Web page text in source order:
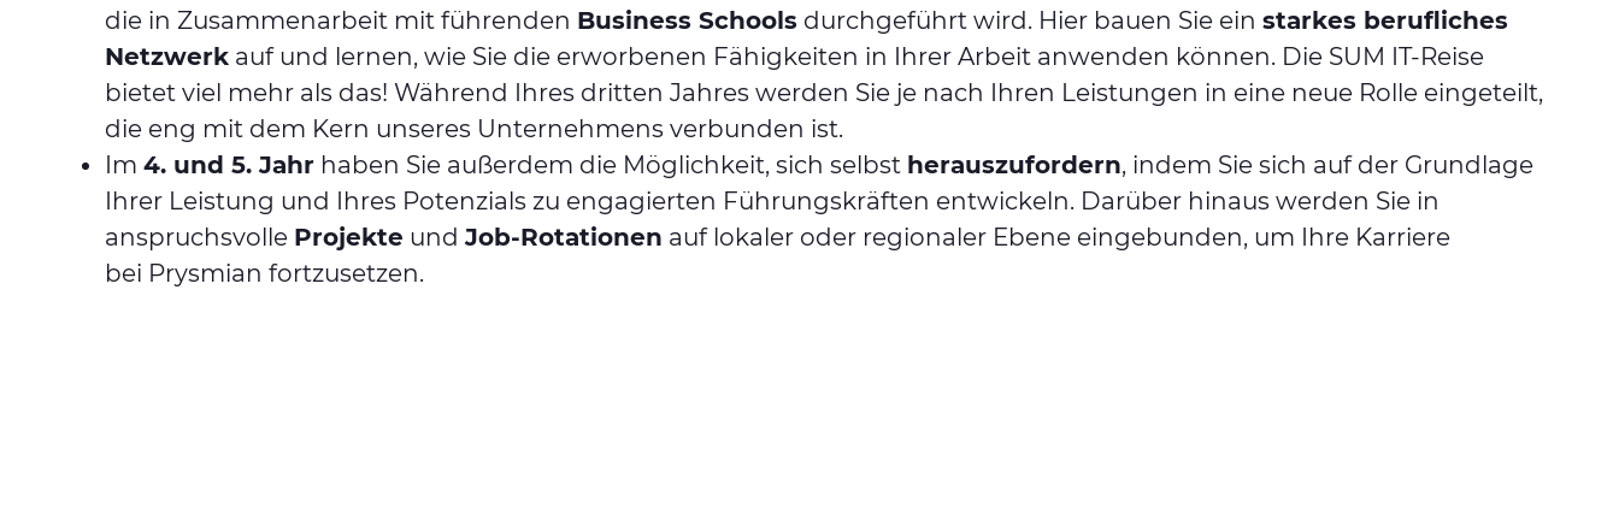
die in Zusammenarbeit mit führenden Business Schools durchgeführt wird. Hier bauen Sie ein starkes berufliches
Netzwerk auf und lernen, wie Sie die erworbenen Fähigkeiten in Ihrer Arbeit anwenden können. Die SUM IT-Reise
bietet viel mehr als das! Während Ihres dritten Jahres werden Sie je nach Ihren Leistungen in eine neue Rolle eingeteilt,
die eng mit dem Kern unseres Unternehmens verbunden ist.
Im 4. und 5. Jahr haben Sie außerdem die Möglichkeit, sich selbst herauszufordern, indem Sie sich auf der Grundlage
Ihrer Leistung und Ihres Potenzials zu engagierten Führungskräften entwickeln. Darüber hinaus werden Sie in
anspruchsvolle Projekte und Job-Rotationen auf lokaler oder regionaler Ebene eingebunden, um Ihre Karriere
bei Prysmian fortzusetzen.